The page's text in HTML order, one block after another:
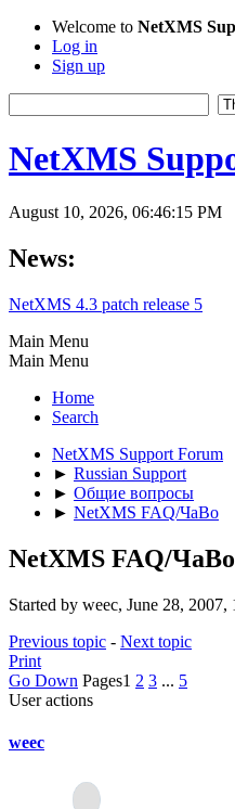
Welcome to NetXMS
Log in
Sign up
NetXMS
August 10, 2026, 06:46:15 PM
News:
NetXMS 4.3 patch release 5
Main Menu
Main Menu
Home
Search
NetXMS Support Forum
► Russian Support
► Общие вопросы
► NetXMS FAQ/ЧаВо
NetXMS FAQ/ЧаВо
Started by weec, June 28,
Previous topic - Next topic
Print
Go Down Pages1 2 3 ... 5
User actions
weec